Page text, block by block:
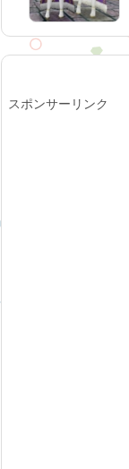
スポンサーリンク